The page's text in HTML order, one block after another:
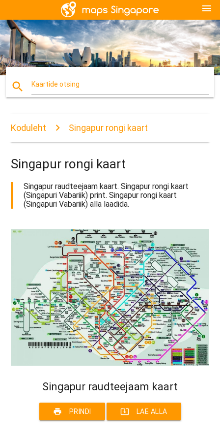
menu
search Kaartide otsing
Koduleht Singapur rongi kaart
Singapur rongi kaart
Singapur raudteejaam kaart. Singapur rongi kaart
(Singapuri Vabariik) print. Singapur rongi kaart
(Singapuri Vabariik) alla laadida.
Singapur raudteejaam kaart
print PRINDI system_update_alt LAE ALLA